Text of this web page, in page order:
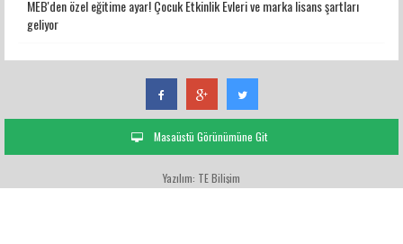
MEB'den özel eğitime ayar! Çocuk Etkinlik Evleri ve marka lisans şartları
geliyor
Masaüstü Görünümüne Git
Yazılım: TE Bilişim